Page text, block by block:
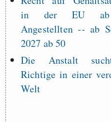
in der EU
Angestellten -- ab
2027 ab 50
Die Anstalt
Richtige in einer
Welt